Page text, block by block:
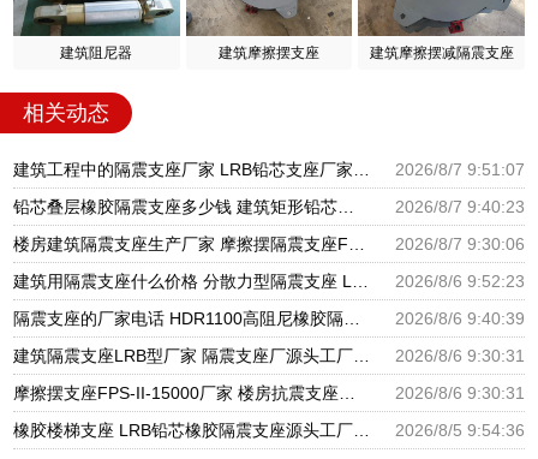
建筑阻尼器 建筑摩擦摆支座 建筑摩擦摆减隔震支座
相关动态
2026/8/7 9:51:07
2026/8/7 9:40:23
2026/8/7 9:30:06
2026/8/6 9:52:23
2026/8/6 9:40:39
2026/8/6 9:30:31
2026/8/6 9:30:31
2026/8/5 9:54:36